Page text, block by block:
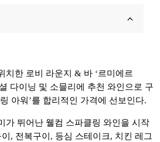
치한 로비 라운지 & 바 ‘르미에르
다이닝 및 소믈리에 추천 와인으로 구
아워’를 합리적인 가격에 선보인다.
가 뛰어난 웰컴 스파클링 와인을 시작
, 전복구이, 등심 스테이크, 치킨 레그